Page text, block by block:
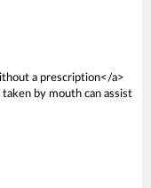
a prescription</a>
by mouth can assist